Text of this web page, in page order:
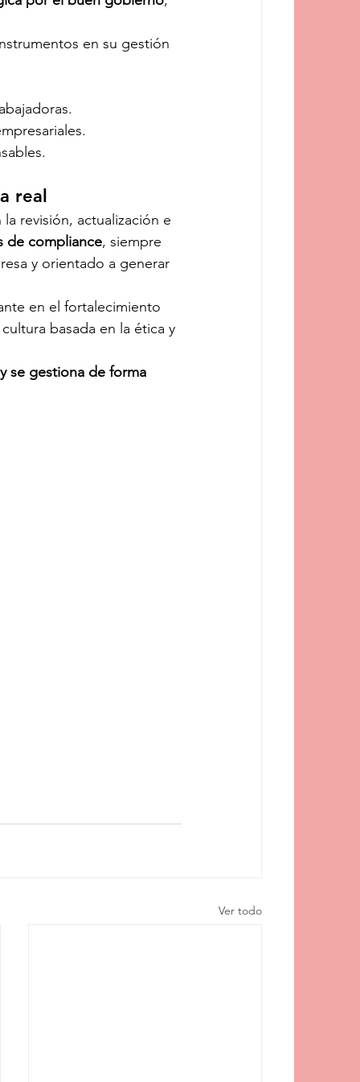
en su gestión
real
revisión, actualización e
de compliance, siempre
y orientado a generar
en el fortalecimiento
basada en la ética y
se gestiona de forma
Ver todo